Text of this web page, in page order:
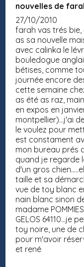
nouvelles de
27/10/2010
farah vas trés bie,
as sa nouvelle
avec calinka le
bouledogue
bétises, comme
journée encore
cette semaine
as été as raz,
en expos en
montpellier)...j'ai
le voulez pour
est constament
mon bureau prés
quand je regarde
d'un gros
taille et sa
vue de toy blanc
nain blanc sinon
madame
GELOS 64110...je
toy noire, une de
pour m'avoir
et rené